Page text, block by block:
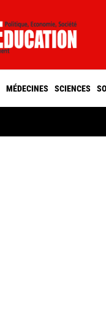
MÉDECINES SCIENCES